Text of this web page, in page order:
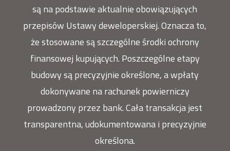
są na podstawie aktualnie obowiązujących
przepisów Ustawy deweloperskiej. Oznacza to,
że stosowane są szczególne środki ochrony
finansowej kupujących. Poszczególne etapy
budowy są precyzyjnie określone, a wpłaty
dokonywane na rachunek powierniczy
prowadzony przez bank. Cała transakcja jest
transparentna, udokumentowana i precyzyjnie
określona.